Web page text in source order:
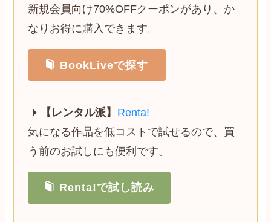
新規会員向け70%OFFクーポンがあり、か
なりお得に購入できます。
BookLiveで探す
【レンタル派】 Renta!
気になる作品を低コストで試せるので、買
う前のお試しにも便利です。
Renta!で試し読み